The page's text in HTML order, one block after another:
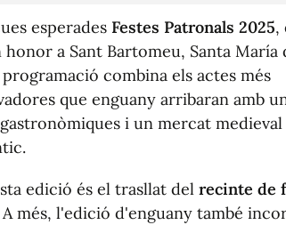
esperades Festes Patronals 2025,
a Sant Bartomeu, Santa María
combina els actes més
que enguany arribaran amb
i un mercat medieval
edició és el trasllat del recinte de
A més, l'edició d'enguany també